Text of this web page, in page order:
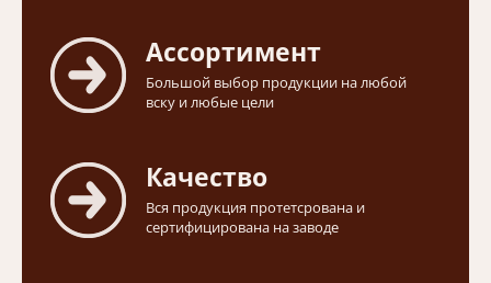
Ассортимент
Большой выбор продукции на любой
вску и любые цели
Качество
Вся продукция протетсрована и
сертифицирована на заводе